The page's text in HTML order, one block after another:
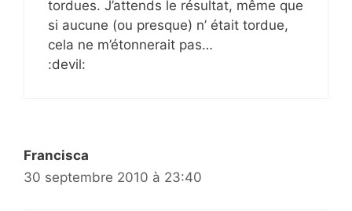
tordues. J’attends le résultat, même que
si aucune (ou presque) n’ était tordue,
cela ne m’étonnerait pas…
:devil:
Francisca
30 septembre 2010 à 23:40